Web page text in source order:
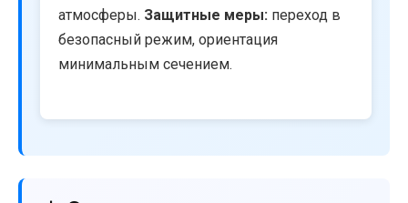
атмосферы. Защитные меры: переход в
безопасный режим, ориентация
минимальным сечением.